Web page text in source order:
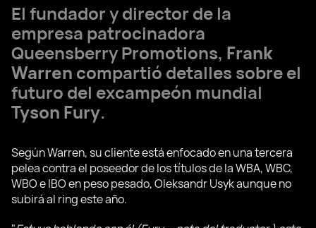
El fundador y director de la
empresa patrocinadora
Queensberry Promotions, Frank
Warren compartió detalles sobre el
futuro del excampeón mundial
Tyson Fury.
Según Warren, su cliente está enfocado en una tercera
pelea contra el poseedor de los títulos de la WBA, WBC,
WBO e IBO en peso pesado, Oleksandr Usyk aunque no
subirá al ring este año.